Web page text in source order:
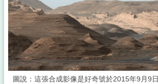
圖說：這張合成影像是好奇號於2015年9月9